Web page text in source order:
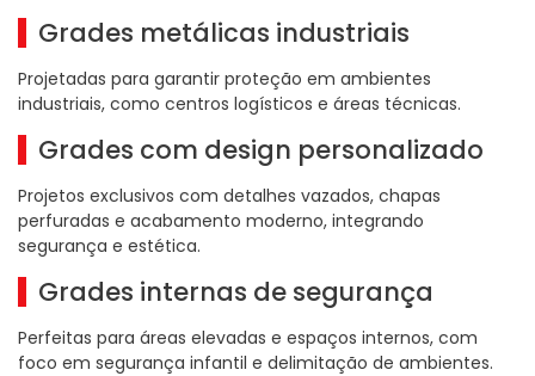
Grades metálicas industriais
Projetadas para garantir proteção em ambientes
industriais, como centros logísticos e áreas técnicas.
Grades com design personalizado
Projetos exclusivos com detalhes vazados, chapas
perfuradas e acabamento moderno, integrando
segurança e estética.
Grades internas de segurança
Perfeitas para áreas elevadas e espaços internos, com
foco em segurança infantil e delimitação de ambientes.